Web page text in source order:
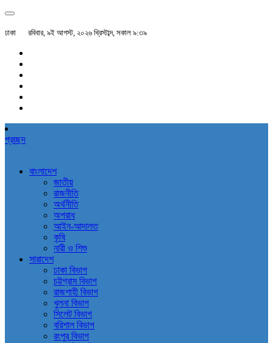
ঢাকা রবিবার, ৯ই আগস্ট, ২০২৬ খ্রিস্টাব্দ, সকাল ৯:৩৯
প্রচ্ছদ
বাংলাদেশ
জাতীয়
রাজনীতি
অর্থনীতি
অপরাধ
আইন-আদালত
কৃষি
নারী ও শিশু
সারাদেশ
ঢাকা বিভাগ
চট্টগ্রাম বিভাগ
রাজশাহী বিভাগ
খুলনা বিভাগ
সিলেট বিভাগ
বরিশাল বিভাগ
রংপুর বিভাগ